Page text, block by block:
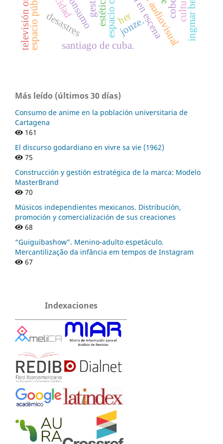
estética. her
consumo jonze.
desastres
santiago de cuba.
Más leído (últimos 30 días)
Consumo de anime en la población universitaria de
Cartagena
161
El discurso godardiano en vivre sa vie (1962)
75
Construcción y gestión estratégica de la marca: Modelo
MasterBrand
70
Músicos independientes mexicanos. Distribución,
promoción y comercialización de sus creaciones
68
“Guiguibashow”. Menino-adulto espetáculo.
Mercantilização da infância em tempos de Instagram
67
Indexaciones